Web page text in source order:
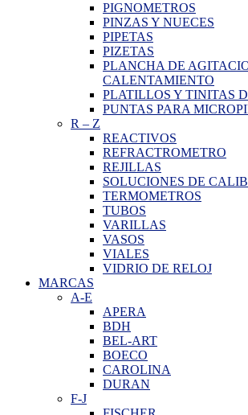
PIGNOMETROS
PINZAS Y NUECES
PIPETAS
PIZETAS
PLANCHA DE
CALENTAMIENTO
PLATILLOS Y TINITAS
PUNTAS PARA
R – Z
REACTIVOS
REFRACTROMETRO
REJILLAS
SOLUCIONES DE
TERMOMETROS
TUBOS
VARILLAS
VASOS
VIALES
VIDRIO DE RELOJ
MARCAS
A-E
APERA
BDH
BEL-ART
BOECO
CAROLINA
DURAN
F-J